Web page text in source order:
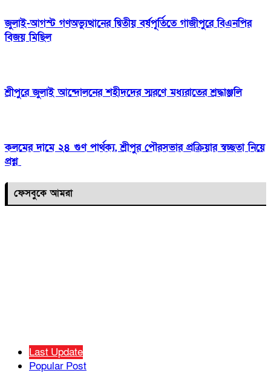
জুলাই-আগস্ট গণঅভ্যুত্থানের দ্বিতীয় বর্ষপূর্তিতে গাজীপুরে বিএনপির
বিজয় মিছিল
শ্রীপুরে জুলাই আন্দোলনের শহীদদের স্মরণে মধ্যরাতের শ্রদ্ধাঞ্জলি
কলমের দামে ২৪ গুণ পার্থক্য, শ্রীপুর পৌরসভার প্রক্রিয়ার স্বচ্ছতা নিয়ে
প্রশ্ন
ফেসবুকে আমরা
Last Update
Popular Post